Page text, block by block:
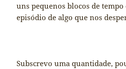
uns pequenos blocos de
episódio de algo que nos
Subscrevo uma quantidade,